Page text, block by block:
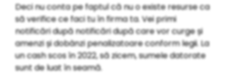
Deci nu conta pe faptul că nu o existe resurse ca
să verifice ce faci tu în firma ta. Vei primi
notificări după notificări după care vor curge și
amenzi și dobânzi penalizatoare conform legii. La
un cash scos în 2022, să zicem, sumele datorate
sunt de luat în seamă.